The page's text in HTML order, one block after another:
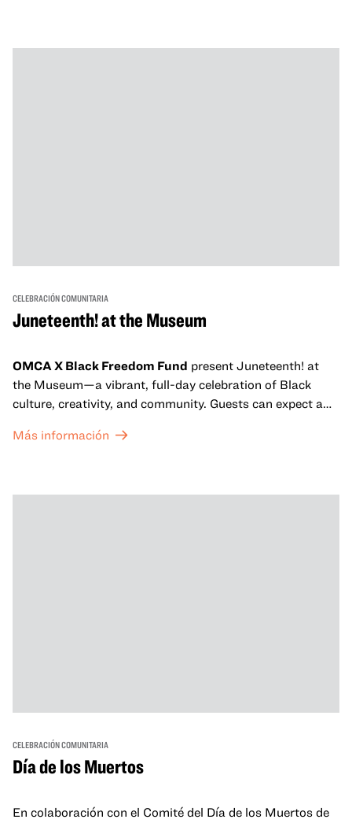
un espacio para que nuestras comunidades AAPI se
CELEBRACIÓN COMUNITARIA
Juneteenth! at the Museum
OMCA X Black Freedom Fund present Juneteenth! at
the Museum—a vibrant, full-day celebration of Black
culture, creativity, and community. Guests can expect a
sets from boundary-pushing artists, delicious offerings
move, make, and connect in celebration of Black culture.
Más información
CELEBRACIÓN COMUNITARIA
Día de los Muertos
En colaboración con el Comité del Día de los Muertos de